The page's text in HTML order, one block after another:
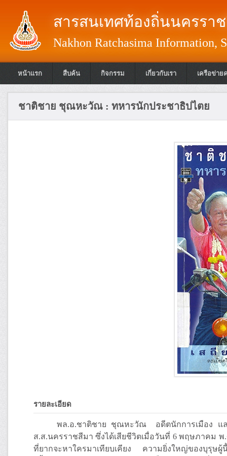
สารสนเทศท้องถิ่นนครรา
Nakhon Ratchasima Information,
หน้าแรก สืบค้น กิจกรรม เกี่ยวกับเรา เครือข่าย
ชาติชาย ชุณหะวัณ : ทหารนักประชาธิปไตย
รายละเอียด
พล.อ.ชาติชาย ชุณหะวัณ อดีตนักการเมือง และ
ส.ส.นครราชสีมา ซึ่งได้เสียชีวิตเมื่อวันที่ 6 พฤษภาคม
ที่ยากจะหาใครมาเทียบเคียง ความยิ่งใหญ่ของบุรุษผู้